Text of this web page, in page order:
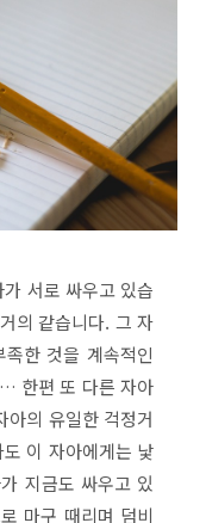
서로 싸우고 있습
의 같습니다. 그 자
한 것을 계속적인
한편 또 다른 자아
아의 유일한 걱정거
이 자아에게는 낯
지금도 싸우고 있
마구 때리며 덤비